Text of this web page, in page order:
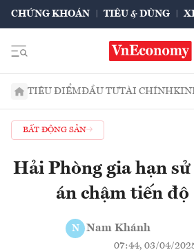
CHỨNG KHOÁN TIÊU & DÙNG
TIÊU ĐIỂMĐẦU TƯTÀI CHÍNH
BẤT ĐỘNG SẢN
Hải Phòng gia hạn
án chậm tiến độ
N Nam Khánh
07:44, 03/04/